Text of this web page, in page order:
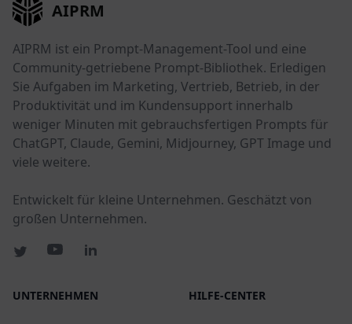
AIPRM
AIPRM ist ein Prompt-Management-Tool und eine
Community-getriebene Prompt-Bibliothek. Erledigen
Sie Aufgaben im Marketing, Vertrieb, Betrieb, in der
Produktivität und im Kundensupport innerhalb
weniger Minuten mit gebrauchsfertigen Prompts für
ChatGPT, Claude, Gemini, Midjourney, GPT Image und
viele weitere.
Entwickelt für kleine Unternehmen. Geschätzt von
großen Unternehmen.
UNTERNEHMEN HILFE-CENTER